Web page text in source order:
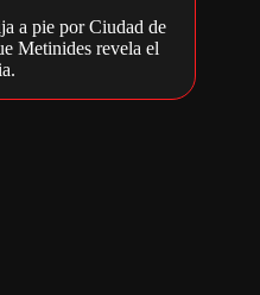
a pie por Ciudad de
Metinides revela el